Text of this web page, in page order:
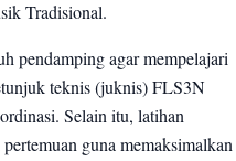
Tradisional.
pendamping agar mempelajari
teknis (juknis) FLS3N
Selain itu, latihan
guna memaksimalkan